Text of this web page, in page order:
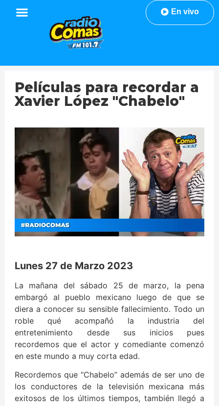
En vivo
Películas para recordar a
Xavier López "Chabelo"
Lunes 27 de Marzo 2023
La mañana del sábado 25 de marzo, la pena
embargó al pueblo mexicano luego de que se
diera a conocer su sensible fallecimiento. Todo un
roble qué acompañó la industria del
entretenimiento desde sus inicios pues
recordemos que el actor y comediante comenzó
en este mundo a muy corta edad.
Recordemos que “Chabelo” además de ser uno de
los conductores de la televisión mexicana más
exitosos de los últimos tiempos, también llegó a